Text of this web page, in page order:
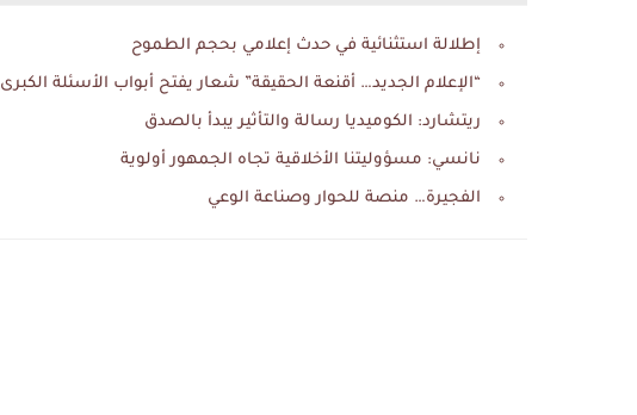
إطلالة استثنائية في حدث إعلامي بحجم الطموح
“الإعلام الجديد… أقنعة الحقيقة” شعار يفتح أبواب الأسئلة الكبرى
ريتشارد: الكوميديا رسالة والتأثير يبدأ بالصدق
نانسي: مسؤوليتنا الأخلاقية تجاه الجمهور أولوية
الفجيرة… منصة للحوار وصناعة الوعي